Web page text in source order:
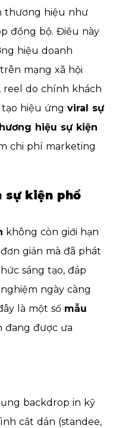
thương hiệu như
đồng bộ. Điều này
hiệu doanh
mạng xã hội
reel do chính khách
tạo hiệu ứng viral sự
hiệu sự kiện
chi phí marketing
sự kiện phổ
không còn giới hạn
giản mà đã phát
sáng tạo, đáp
ngày càng
là một số mẫu
đang được ưa
backdrop in kỹ
cắt dán (standee,